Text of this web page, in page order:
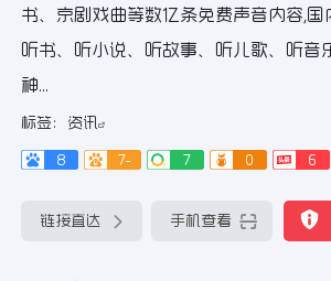
书、京剧戏曲等数亿条免费声音内容,
听书、听小说、听故事、听儿歌、听音
神...
标签： 资讯
8 7- 7 0 6
链接直达 手机查看